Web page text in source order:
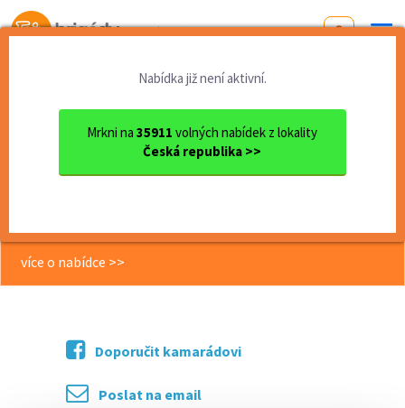
Od první brigády
Nabídka již není aktivní.
Mrkni na35911 volných nabídek z lokality
Česká republika >>
Liberecký kraj
okres Liberec
Liberec
Svářeč plastů pouze denní s...
Svářeč plastů pouze denní směna
více o nabídce >>
Doporučit kamarádovi
Poslat na email